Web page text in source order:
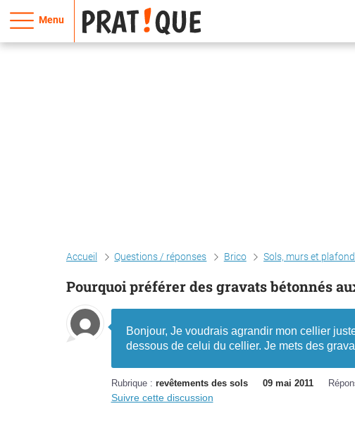
Menu
Accueil Questions / réponses Brico Sols, murs et
Pourquoi préférer des gravats bétonnés
Bonjour, Je voudrais agrandir mon cellier
dessous de celui du cellier. Je mets des
Rubrique : revêtements des sols 09 mai 2011
Suivre cette discussion